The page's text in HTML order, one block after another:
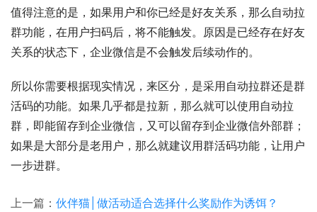
值得注意的是，如果用户和你已经是好友关系，那么自动拉
群功能，在用户扫码后，将不能触发。原因是已经存在好友
关系的状态下，企业微信是不会触发后续动作的。
所以你需要根据现实情况，来区分，是采用自动拉群还是群
活码的功能。如果几乎都是拉新，那么就可以使用自动拉
群，即能留存到企业微信，又可以留存到企业微信外部群；
如果是大部分是老用户，那么就建议用群活码功能，让用户
一步进群。
上一篇： 伙伴猫│做活动适合选择什么奖励作为诱饵？